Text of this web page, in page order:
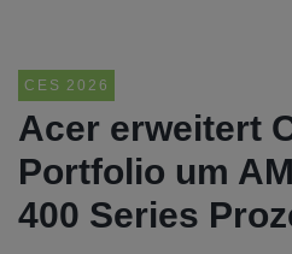
CES 2026
Acer erweitert
Portfolio um
400 Series